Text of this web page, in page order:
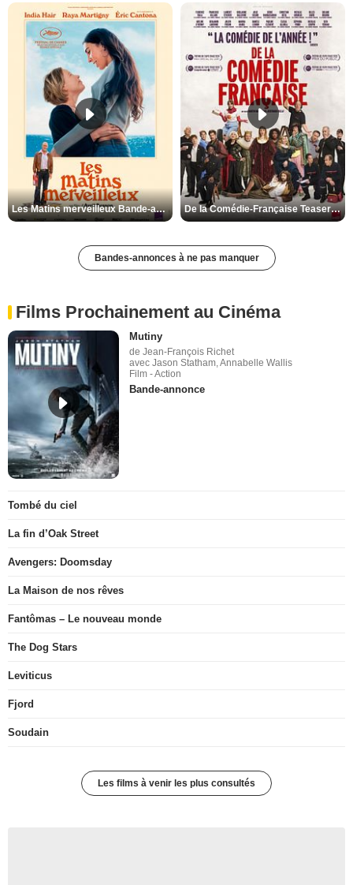
Les Matins merveilleux Bande-annonce VF De la Comédie-Française Teaser VF
Bandes-annonces à ne pas manquer
Films Prochainement au Cinéma
Mutiny
de Jean-François Richet
avec Jason Statham, Annabelle Wallis
Film - Action
Bande-annonce
Tombé du ciel
La fin d’Oak Street
Avengers: Doomsday
La Maison de nos rêves
Fantômas – Le nouveau monde
The Dog Stars
Leviticus
Fjord
Soudain
Les films à venir les plus consultés